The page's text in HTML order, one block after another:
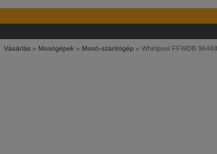
Vásárlás » Mosógépek » Mosó-szárítógép » Whirlpool FFWDB